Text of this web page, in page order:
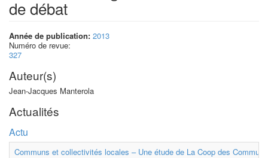
de débat
Année de publication: 2013
Numéro de revue:
327
Auteur(s)
Jean-Jacques Manterola
Actualités
Actu
Communs et collectivités locales – Une étude de La Coop des